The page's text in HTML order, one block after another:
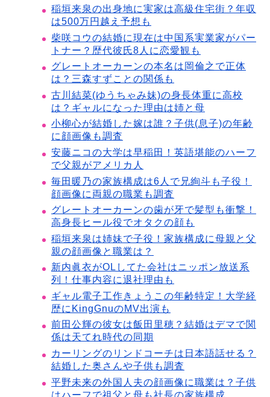
稲垣来泉の出身地に実家は高級住宅街？年収
は500万円越え予想も
柴咲コウの結婚に現在は中国系実業家がパー
トナー？歴代彼氏8人に恋愛観も
グレートオーカーンの本名は岡倫之で正体
は？三森すずことの関係も
古川結菜(ゆうちゃみ妹)の身長体重に高校
は？ギャルになった理由は姉と母
小柳心が結婚した嫁は誰？子供(息子)の年齢
に顔画像も調査
安藤ニコの大学は早稲田！英語堪能のハーフ
で父親がアメリカ人
毎田暖乃の家族構成は6人で兄絢斗も子役！
顔画像に両親の職業も調査
グレートオーカーンの歯が牙で髪型も衝撃！
高身長ヒール役でオタクの顔も
稲垣来泉は姉妹で子役！家族構成に母親と父
親の顔画像と職業は？
新内眞衣がOLしてた会社はニッポン放送系
列！仕事内容に退社理由も
ギャル電子工作きょうこの年齢特定！大学経
歴にKingGnuのMV出演も
前田公輝の彼女は飯田里穂？結婚はデマで関
係は天てれ時代の同期
カーリングのリンドコーチは日本語話せる？
結婚した奥さんや子供も調査
平野未来の外国人夫の顔画像に職業は？子供
はハーフで祖父と母も社長の家族構成